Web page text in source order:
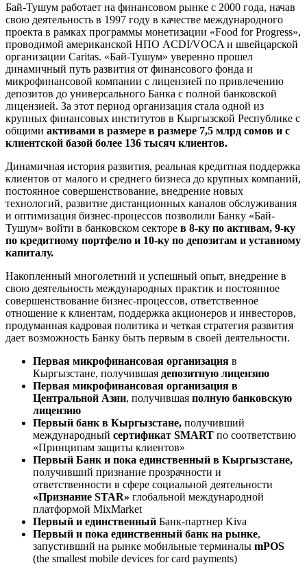
Бай-Тушум работает на финансовом рынке с 2000 года, начав
свою деятельность в 1997 году в качестве международного
проекта в рамках программы монетизации «Food for Progress»,
проводимой американской НПО ACDI/VOCA и швейцарской
организации Caritas. «Бай-Тушум» уверенно прошел
динамичный путь развития от финансового фонда и
микрофинансовой компании с лицензией по привлечению
депозитов до универсального Банка с полной банковской
лицензией. За этот период организация стала одной из
крупных финансовых институтов в Кыргызской Республике с
общими активами в размере в размере 7,5 млрд сомов и с
клиентской базой более 136 тысяч клиентов.
Динамичная история развития, реальная кредитная поддержка
клиентов от малого и среднего бизнеса до крупных компаний,
постоянное совершенствование, внедрение новых
технологий, развитие дистанционных каналов обслуживания
и оптимизация бизнес-процессов позволили Банку «Бай-
Тушум» войти в банковском секторе в 8-ку по активам, 9-ку
по кредитному портфелю и 10-ку по депозитам и уставному
капиталу.
Накопленный многолетний и успешный опыт, внедрение в
свою деятельность международных практик и постоянное
совершенствование бизнес-процессов, ответственное
отношение к клиентам, поддержка акционеров и инвесторов,
продуманная кадровая политика и четкая стратегия развития
дает возможность Банку быть первым в своей деятельности.
Первая микрофинансовая организация в
Кыргызстане, получившая депозитную лицензию
Первая микрофинансовая организация в
Центральной Азии, получившая полную банковскую
лицензию
Первый банк в Кыргызстане, получивший
международный сертификат SMART по соответствию
«Принципам защиты клиентов»
Первый Банк и пока единственный в Кыргызстане,
получивший признание прозрачности и
ответственности в сфере социальной деятельности
«Признание STAR» глобальной международной
платформой MixMarket
Первый и единственный Банк-партнер Kiva
Первый и пока единственный банк на рынке,
запустивший на рынке мобильные терминалы mPOS
(the smallest mobile devices for card payments)